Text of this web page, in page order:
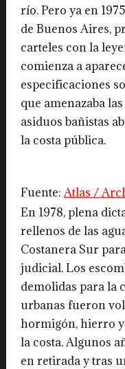
río. Pero ya en
de Buenos Aires,
carteles con la
comienza a
especificaciones
que amenazaba
asiduos bañistas
la costa pública.
Fuente:Atlas /
En 1978, plena
rellenos de las
Costanera Sur
judicial. Los
demolidas para la
urbanas fueron
hormigón, hierro y
la costa. Algunos
en retirada y tras